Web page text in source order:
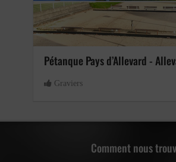
Pétanque Pays d’Allevard -
Graviers
Comment nous